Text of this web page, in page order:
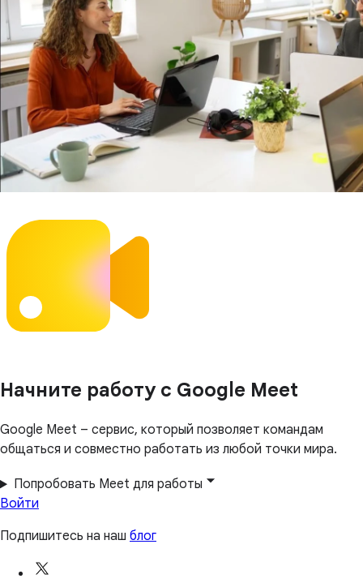
Начните работу с Google Meet
Google Meet – сервис, который позволяет командам
общаться и совместно работать из любой точки мира.
Попробовать Meet для работы
Войти
Подпишитесь на наш блог